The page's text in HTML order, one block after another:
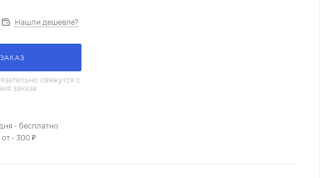
Нашли дешевле?
свяжутся с
заказа
- бесплатно
от - 300 ₽